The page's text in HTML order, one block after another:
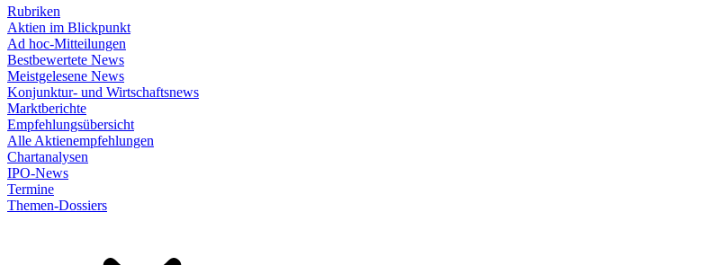
Rubriken
Aktien im Blickpunkt
Ad hoc-Mitteilungen
Bestbewertete News
Meistgelesene News
Konjunktur- und Wirtschaftsnews
Marktberichte
Empfehlungsübersicht
Alle Aktienempfehlungen
Chartanalysen
IPO-News
Termine
Themen-Dossiers